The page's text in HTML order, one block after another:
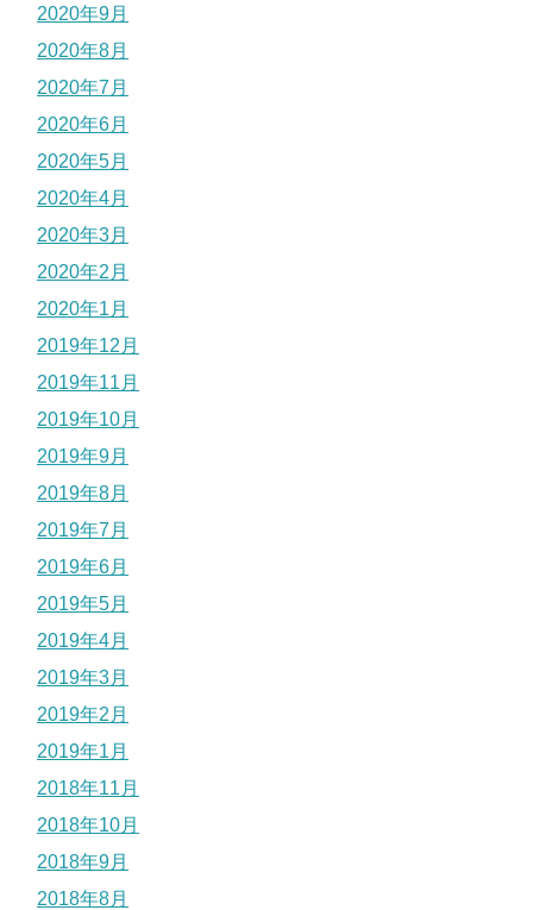
2020年9月
2020年8月
2020年7月
2020年6月
2020年5月
2020年4月
2020年3月
2020年2月
2020年1月
2019年12月
2019年11月
2019年10月
2019年9月
2019年8月
2019年7月
2019年6月
2019年5月
2019年4月
2019年3月
2019年2月
2019年1月
2018年11月
2018年10月
2018年9月
2018年8月